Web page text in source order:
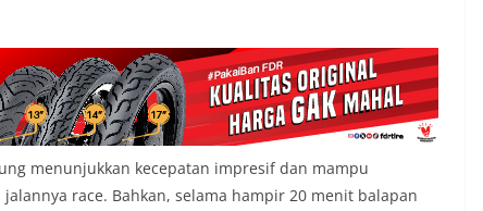
menunjukkan kecepatan impresif dan mampu
race. Bahkan, selama hampir 20 menit balapan